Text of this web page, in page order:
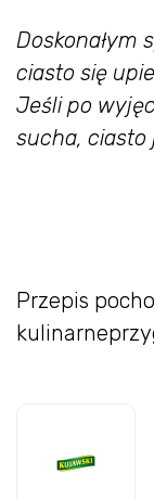
Doskonałym
ciasto się
Jeśli po
sucha, ciasto
Przepis